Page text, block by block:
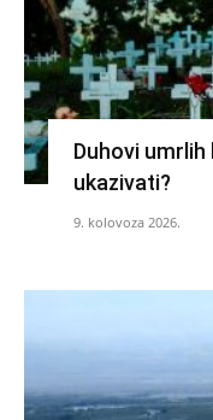
Duhovi umrlih
ukazivati?
9. kolovoza 2026.